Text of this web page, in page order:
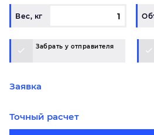
Вес, кг
Забрать у отправителя
Заявка
Точный расчет